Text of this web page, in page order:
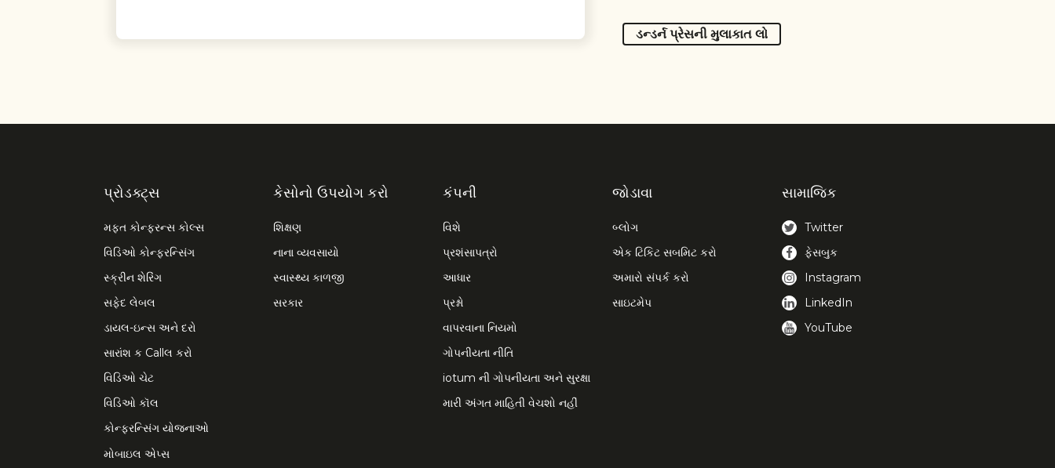
ડન્ડર્ન પ્રેસની મુલાકાત લો
પ્રોડક્ટ્સ
મફત કોન્ફરન્સ કોલ્સ
વિડિઓ કોન્ફરન્સિંગ
સ્ક્રીન શેરિંગ
સફેદ લેબલ
ડાયલ-ઇન્સ અને દરો
સારાંશ ક Callલ કરો
વિડિઓ ચેટ
વિડિઓ કૉલ
કોન્ફરન્સિંગ યોજનાઓ
મોબાઇલ એપ્સ
કેસોનો ઉપયોગ કરો
શિક્ષણ
નાના વ્યવસાયો
સ્વાસ્થ્ય કાળજી
સરકાર
કંપની
વિશે
પ્રશંસાપત્રો
આધાર
પ્રશ્નો
વાપરવાના નિયમો
ગોપનીયતા નીતિ
iotum ની ગોપનીયતા અને સુરક્ષા
મારી અંગત માહિતી વેચશો નહીં
જોડાવા
બ્લોગ
એક ટિકિટ સબમિટ કરો
અમારો સંપર્ક કરો
સાઇટમેપ
સામાજિક
Twitter
ફેસબુક
Instagram
LinkedIn
YouTube